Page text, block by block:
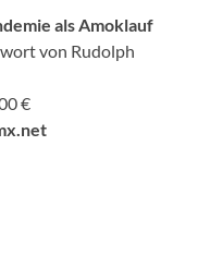
als Amoklauf
von Rudolph
€